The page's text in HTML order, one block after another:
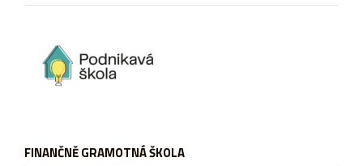
FINANČNĚ GRAMOTNÁ ŠKOLA